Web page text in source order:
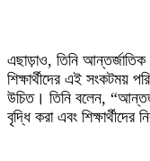
‎এছাড়াও, তিনি আন্তর্জাতিক
শিক্ষার্থীদের এই সংকটময়
উচিত। তিনি বলেন,
বৃদ্ধি করা এবং